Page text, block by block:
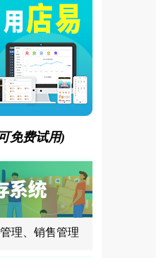
免费试用)
理、销售管理